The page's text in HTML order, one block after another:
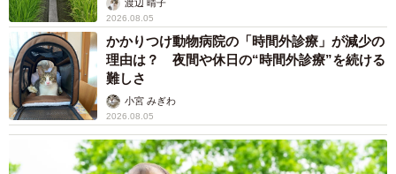
渡辺 晴子
2026.08.05
かかりつけ動物病院の「時間外診療」が減少の
理由は？ 夜間や休日の“時間外診療”を続ける
難しさ
小宮 みぎわ
2026.08.05